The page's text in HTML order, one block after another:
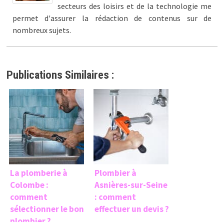
secteurs des loisirs et de la technologie me
permet d'assurer la rédaction de contenus sur de
nombreux sujets.
Publications Similaires :
La plomberie à
Colombe :
comment
sélectionner le bon
Plombier à
Asnières-sur-Seine
: comment
effectuer un devis ?